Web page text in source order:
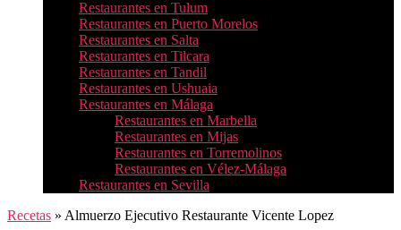
Restaurantes en Tulum
Restaurantes en Puerto Morelos
Restaurantes en Salta
Restaurantes en Tilcara
Restaurantes en Tandil
Restaurantes en Ushuaia
Restaurantes en Málaga
Restaurantes en Marbella
Restaurantes en Mijas
Restaurantes en Torremolinos
Restaurantes en Vélez-Málaga
Restaurantes en Sevilla
Recetas » Almuerzo Ejecutivo Restaurante Vicente Lopez